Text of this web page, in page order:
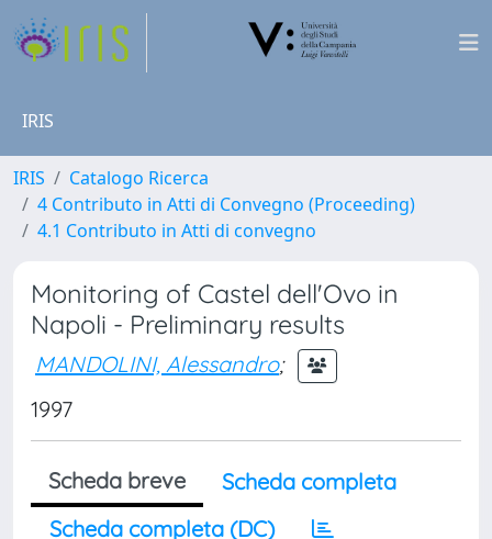
IRIS
IRIS
Catalogo Ricerca
4 Contributo in Atti di Convegno (Proceeding)
4.1 Contributo in Atti di convegno
Monitoring of Castel dell'Ovo in
Napoli - Preliminary results
MANDOLINI, Alessandro;
1997
Scheda breve
Scheda completa
Scheda completa (DC)